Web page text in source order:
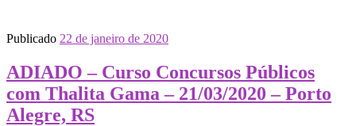
Publicado 22 de janeiro de 2020
ADIADO – Curso Concursos Públicos
com Thalita Gama – 21/03/2020 – Porto
Alegre, RS